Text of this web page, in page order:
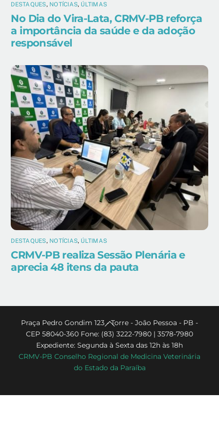
DESTAQUES, NOTÍCIAS, ÚLTIMAS
No Dia do Vira-Lata, CRMV-PB reforça
a importância da saúde e da adoção
responsável
DESTAQUES, NOTÍCIAS, ÚLTIMAS
CRMV-PB realiza Sessão Plenária e
aprecia 48 itens da pauta
Back
To
Top
Praça Pedro Gondim 123 - Torre - João Pessoa - PB -
CEP 58040-360 Fone: (83) 3222-7980 | 3578-7980
Expediente: Segunda à Sexta das 12h às 18h
CRMV-PB Conselho Regional de Medicina Veterinária
do Estado da Paraíba